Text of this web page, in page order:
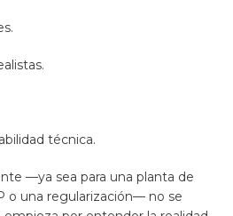
técnica.
—ya sea para una planta de
o una regularización— no se